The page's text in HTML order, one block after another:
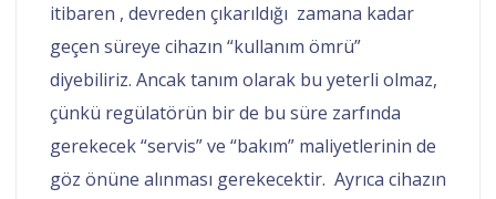
itibaren , devreden çıkarıldığı zamana kadar
geçen süreye cihazın “kullanım ömrü”
diyebiliriz. Ancak tanım olarak bu yeterli olmaz,
çünkü regülatörün bir de bu süre zarfında
gerekecek “servis” ve “bakım” maliyetlerinin de
göz önüne alınması gerekecektir. Ayrıca cihazın